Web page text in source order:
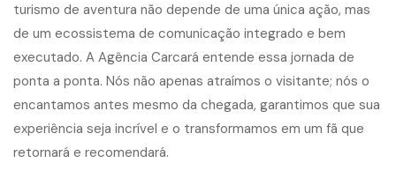
turismo de aventura não depende de uma única ação, mas
de um ecossistema de comunicação integrado e bem
executado. A Agência Carcará entende essa jornada de
ponta a ponta. Nós não apenas atraímos o visitante; nós o
encantamos antes mesmo da chegada, garantimos que sua
experiência seja incrível e o transformamos em um fã que
retornará e recomendará.